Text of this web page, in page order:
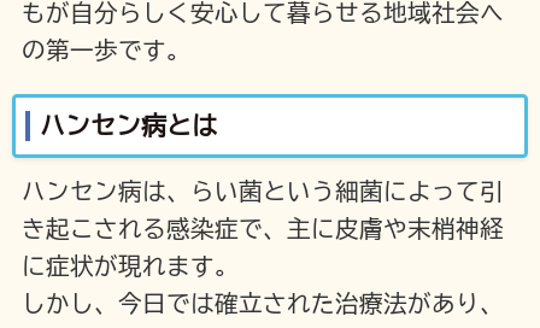
もが自分らしく安心して暮らせる地域社会へ
の第一歩です。
ハンセン病とは
ハンセン病は、らい菌という細菌によって引
き起こされる感染症で、主に皮膚や末梢神経
に症状が現れます。
しかし、今日では確立された治療法があり、